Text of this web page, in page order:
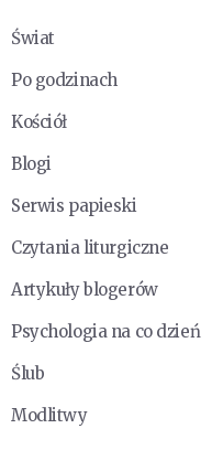
Świat
Po godzinach
Kościół
Blogi
Serwis papieski
Czytania liturgiczne
Artykuły blogerów
Psychologia na co dzień
Ślub
Modlitwy